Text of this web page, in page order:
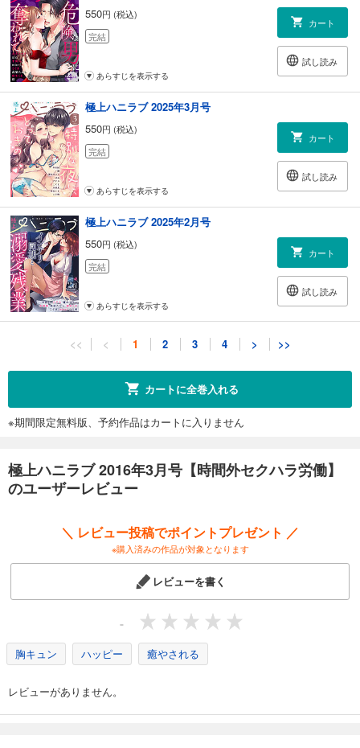
550円 (税込)
完結
カート
試し読み
あらすじを表示する
極上ハニラブ 2025年3月号
550円 (税込)
完結
カート
試し読み
あらすじを表示する
極上ハニラブ 2025年2月号
550円 (税込)
完結
カート
試し読み
あらすじを表示する
極上ハニラブ 2025年1月号
試し読み
あらすじを表示する
550円 (税込)
完結
カート
あらすじを表示する
極上ハニラブ 2024年11月号
円 (税込)
カート
あらすじを表示する
カート
<< < 1 2 3 4 > >>
カートに全巻入れる
※期間限定無料版、予約作品はカートに入りません
極上ハニラブ 2016年3月号【時間外セクハラ労働】
のユーザーレビュー
＼ レビュー投稿でポイントプレゼント ／
※購入済みの作品が対象となります
レビューを書く
-
胸キュン ハッピー 癒やされる
レビューがありません。